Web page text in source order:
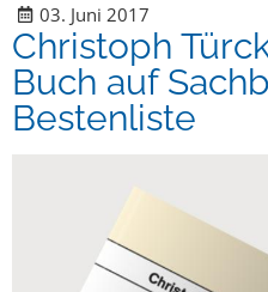
03. Juni 2017
Christoph
Buch auf
Bestenliste